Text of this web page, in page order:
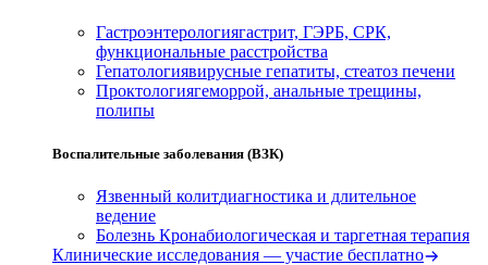
Гастроэнтерологиягастрит, ГЭРБ, СРК,
функциональные расстройства
Гепатологиявирусные гепатиты, стеатоз печени
Проктологиягеморрой, анальные трещины,
полипы
Воспалительные заболевания (ВЗК)
Язвенный колитдиагностика и длительное
ведение
Болезнь Кронабиологическая и таргетная терапия
Клинические исследования — участие бесплатно